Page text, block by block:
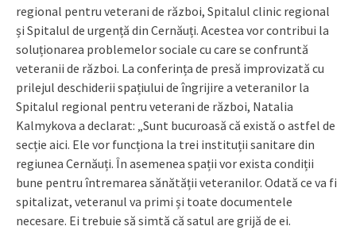
regional pentru veterani de război, Spitalul clinic regional
și Spitalul de urgență din Cernăuți. Acestea vor contribui la
soluționarea problemelor sociale cu care se confruntă
veteranii de război. La conferința de presă improvizată cu
prilejul deschiderii spațiului de îngrijire a veteranilor la
Spitalul regional pentru veterani de război, Natalia
Kalmykova a declarat: „Sunt bucuroasă că există o astfel de
secție aici. Ele vor funcționa la trei instituții sanitare din
regiunea Cernăuți. În asemenea spații vor exista condiții
bune pentru întremarea sănătății veteranilor. Odată ce va fi
spitalizat, veteranul va primi și toate documentele
necesare. Ei trebuie să simtă că satul are grijă de ei.